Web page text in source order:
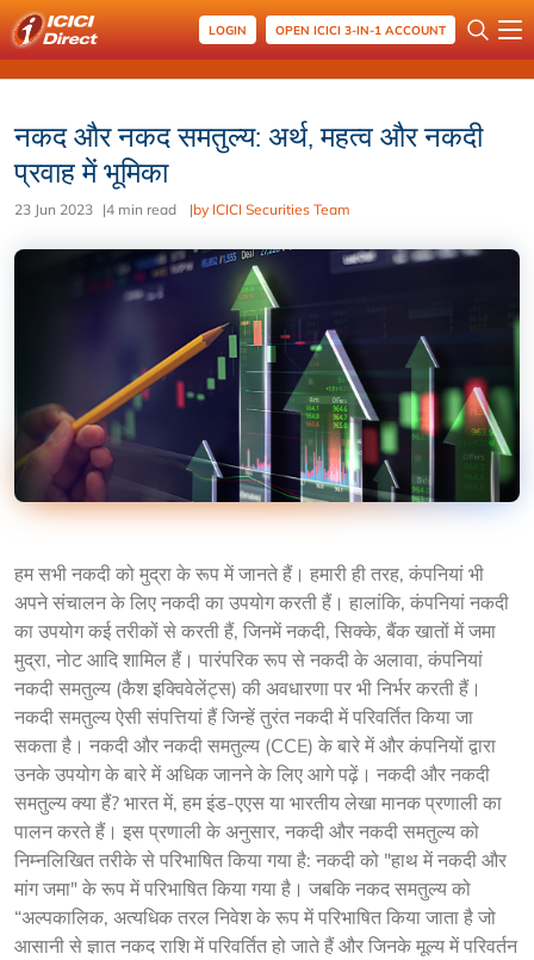
LOGIN OPEN ICICI 3-IN-1 ACCOUNT
नकद और नकद समतुल्य: अर्थ, महत्व और नकदी
प्रवाह में भूमिका
23 Jun 2023 |4 min read |by ICICI Securities Team
हम सभी नकदी को मुद्रा के रूप में जानते हैं। हमारी ही तरह, कंपनियां भी
अपने संचालन के लिए नकदी का उपयोग करती हैं। हालांकि, कंपनियां नकदी
का उपयोग कई तरीकों से करती हैं, जिनमें नकदी, सिक्के, बैंक खातों में जमा
मुद्रा, नोट आदि शामिल हैं। पारंपरिक रूप से नकदी के अलावा, कंपनियां
नकदी समतुल्य (कैश इक्विवेलेंट्स) की अवधारणा पर भी निर्भर करती हैं।
नकदी समतुल्य ऐसी संपत्तियां हैं जिन्हें तुरंत नकदी में परिवर्तित किया जा
सकता है। नकदी और नकदी समतुल्य (CCE) के बारे में और कंपनियों द्वारा
उनके उपयोग के बारे में अधिक जानने के लिए आगे पढ़ें। नकदी और नकदी
समतुल्य क्या हैं? भारत में, हम इंड-एएस या भारतीय लेखा मानक प्रणाली का
पालन करते हैं। इस प्रणाली के अनुसार, नकदी और नकदी समतुल्य को
निम्नलिखित तरीके से परिभाषित किया गया है: नकदी को "हाथ में नकदी और
मांग जमा" के रूप में परिभाषित किया गया है। जबकि नकद समतुल्य को
“अल्पकालिक, अत्यधिक तरल निवेश के रूप में परिभाषित किया जाता है जो
आसानी से ज्ञात नकद राशि में परिवर्तित हो जाते हैं और जिनके मूल्य में परिवर्तन